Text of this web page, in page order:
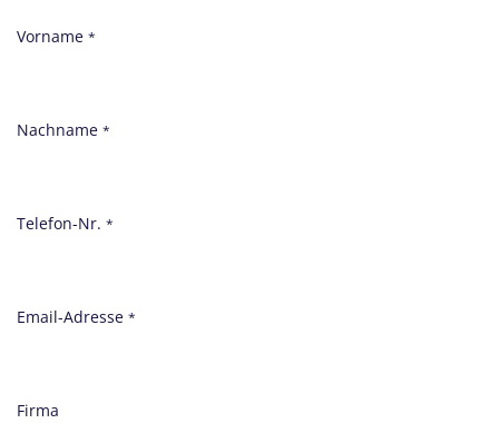
Vorname *
Nachname *
Telefon-Nr. *
Email-Adresse *
Firma